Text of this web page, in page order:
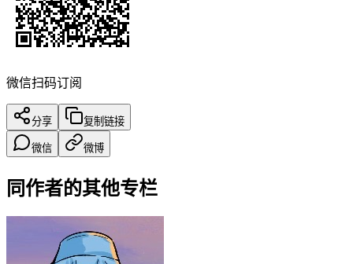
微信扫码订阅
分享 复制链接
微信 微博
同作者的其他专栏